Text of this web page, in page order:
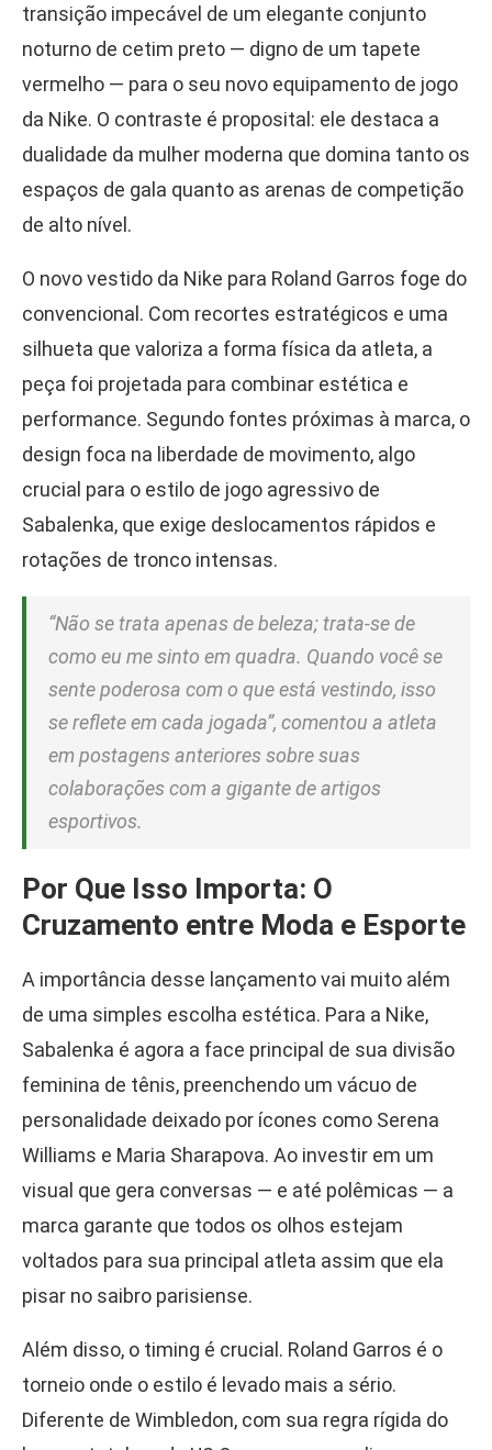
transição impecável de um elegante conjunto
noturno de cetim preto — digno de um tapete
vermelho — para o seu novo equipamento de jogo
da Nike. O contraste é proposital: ele destaca a
dualidade da mulher moderna que domina tanto os
espaços de gala quanto as arenas de competição
de alto nível.
O novo vestido da Nike para Roland Garros foge do
convencional. Com recortes estratégicos e uma
silhueta que valoriza a forma física da atleta, a
peça foi projetada para combinar estética e
performance. Segundo fontes próximas à marca, o
design foca na liberdade de movimento, algo
crucial para o estilo de jogo agressivo de
Sabalenka, que exige deslocamentos rápidos e
rotações de tronco intensas.
“Não se trata apenas de beleza; trata-se de
como eu me sinto em quadra. Quando você se
sente poderosa com o que está vestindo, isso
se reflete em cada jogada”, comentou a atleta
em postagens anteriores sobre suas
colaborações com a gigante de artigos
esportivos.
Por Que Isso Importa: O
Cruzamento entre Moda e Esporte
A importância desse lançamento vai muito além
de uma simples escolha estética. Para a Nike,
Sabalenka é agora a face principal de sua divisão
feminina de tênis, preenchendo um vácuo de
personalidade deixado por ícones como Serena
Williams e Maria Sharapova. Ao investir em um
visual que gera conversas — e até polêmicas — a
marca garante que todos os olhos estejam
voltados para sua principal atleta assim que ela
pisar no saibro parisiense.
Além disso, o timing é crucial. Roland Garros é o
torneio onde o estilo é levado mais a sério.
Diferente de Wimbledon, com sua regra rígida do